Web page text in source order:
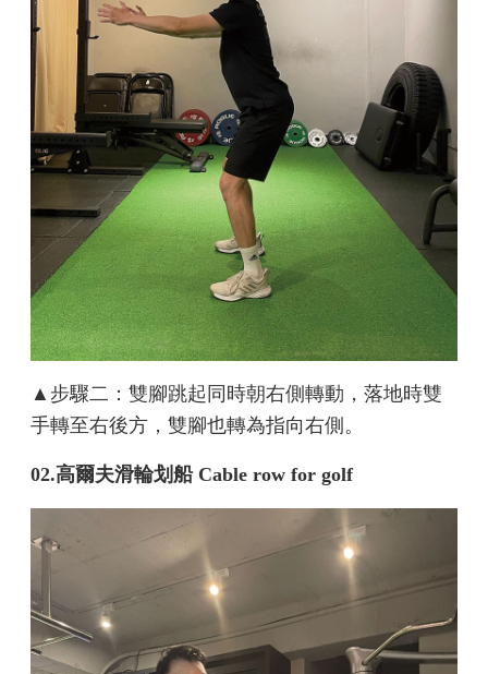
▲步驟二：雙腳跳起同時朝右側轉動，落地時雙
手轉至右後方，雙腳也轉為指向右側。
02.高爾夫滑輪划船 Cable row for golf